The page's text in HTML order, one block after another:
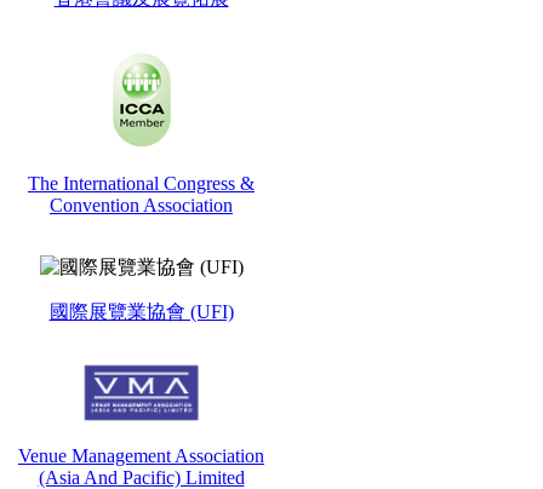
The International Congress &
Convention Association
國際展覽業協會 (UFI)
Venue Management Association
(Asia And Pacific) Limited